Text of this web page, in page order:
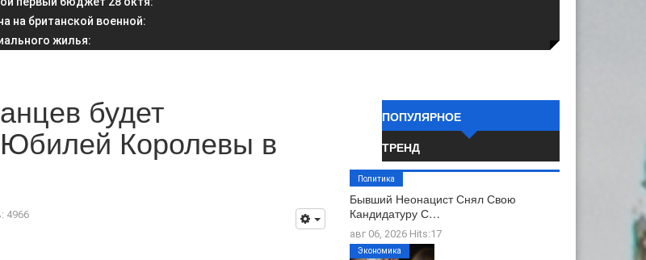
на британской военной:
жилья:
будет
Королевы в
4966
ПОПУЛЯРНОЕ
ТРЕНД
Бывший Неонацист Снял Свою
Кандидатуру С…
авг 06, 2026 Hits:17
Политика
Экономика